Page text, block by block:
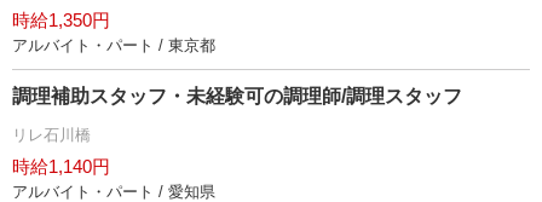
時給1,350円
アルバイト・パート / 東京都
調理補助スタッフ・未経験可の調理師/調理スタッフ
リレ石川橋
時給1,140円
アルバイト・パート / 愛知県